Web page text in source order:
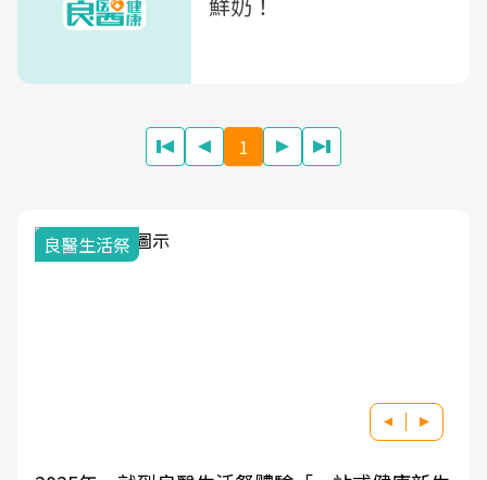
1
我與健康韌性的距離